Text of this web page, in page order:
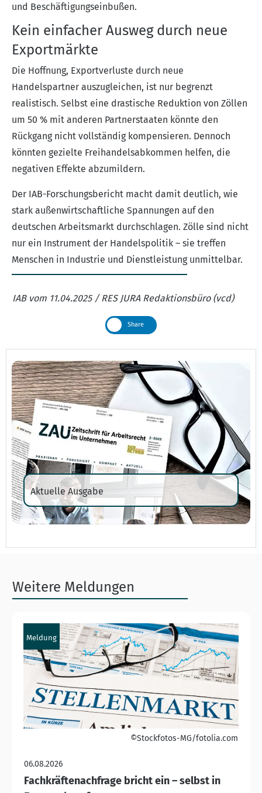
und Beschäftigungseinbußen.
Kein einfacher Ausweg durch neue
Exportmärkte
Die Hoffnung, Exportverluste durch neue
Handelspartner auszugleichen, ist nur begrenzt
realistisch. Selbst eine drastische Reduktion von Zöllen
um 50 % mit anderen Partnerstaaten könnte den
Rückgang nicht vollständig kompensieren. Dennoch
könnten gezielte Freihandelsabkommen helfen, die
negativen Effekte abzumildern.
Der IAB-Forschungsbericht macht damit deutlich, wie
stark außenwirtschaftliche Spannungen auf den
deutschen Arbeitsmarkt durchschlagen. Zölle sind nicht
nur ein Instrument der Handelspolitik – sie treffen
Menschen in Industrie und Dienstleistung unmittelbar.
IAB vom 11.04.2025 / RES JURA Redaktionsbüro (vcd)
Share
Aktuelle Ausgabe
Weitere Meldungen
Meldung
©Stockfotos-MG/fotolia.com
06.08.2026
Fachkräftenachfrage bricht ein – selbst in